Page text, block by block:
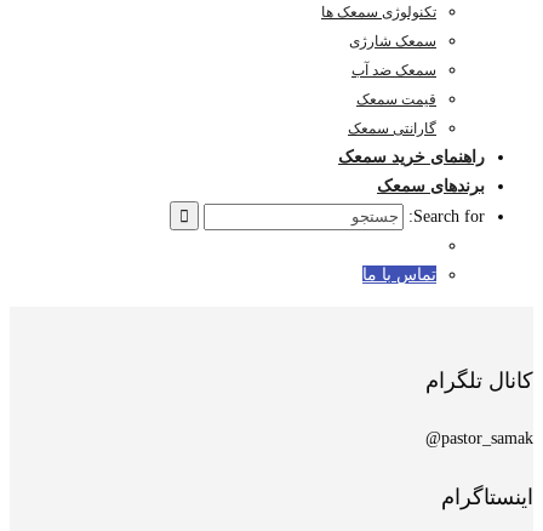
تکنولوژی سمعک ها
سمعک شارژی
سمعک ضد آب
قیمت سمعک
گارانتی سمعک
راهنمای خرید سمعک
برندهای سمعک
Search for:
تماس با ما
کانال تلگرام
pastor_samak@
اینستاگرام